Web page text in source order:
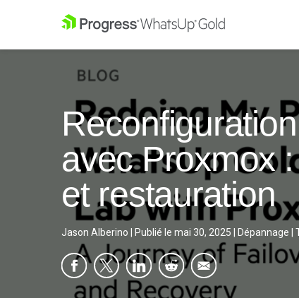
avec Proxmox
et restauration
Jason Alberino Publié le mai 30, 2025 Dépannage